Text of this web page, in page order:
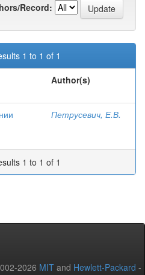
Record:
1 to 1 of 1
Author(s)
Петрусевич, Е.В.
1 to 1 of 1
2026 MIT and Hewlett-Packard -